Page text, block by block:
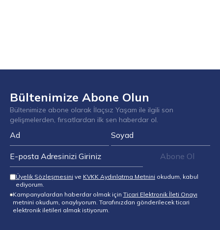
Bültenimize Abone Olun
Bültenimize abone olarak İlaçsız Yaşam ile ilgili son
gelişmelerden, fırsatlardan ilk sen haberdar ol.
Abone Ol
Üyelik Sözleşmesini ve KVKK Aydınlatma Metnini okudum, kabul
ediyorum.
Kampanyalardan haberdar olmak için Ticari Elektronik İleti Onayı
metnini okudum, onaylıyorum. Tarafınızdan gönderilecek ticari
elektronik iletileri almak istiyorum.